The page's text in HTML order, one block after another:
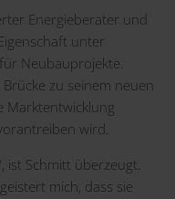
Energieberater und
unter
Neubauprojekte.
zu seinem neuen
Marktentwicklung
wird.
ist Schmitt überzeugt.
mich, dass sie